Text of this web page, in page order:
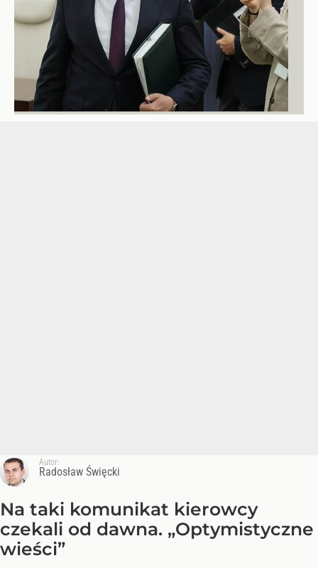
Autor:
Radosław Święcki
Na taki komunikat kierowcy
czekali od dawna. „Optymistyczne
wieści”